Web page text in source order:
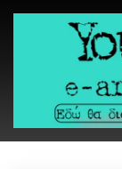
Skip
Your e-
Εδώ θα